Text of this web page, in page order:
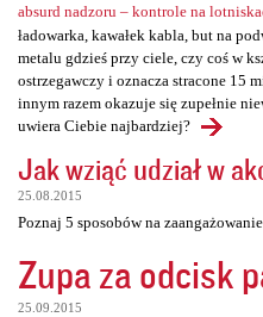
absurd nadzoru – kontrole na
ładowarka, kawałek kabla, but na
metalu gdzieś przy ciele, czy coś w
ostrzegawczy i oznacza stracone 15
innym razem okazuje się zupełnie
uwiera Ciebie najbardziej?
Jak wziąć udział w
25.08.2015
Poznaj 5 sposobów na
Zupa za odcisk
25.09.2015